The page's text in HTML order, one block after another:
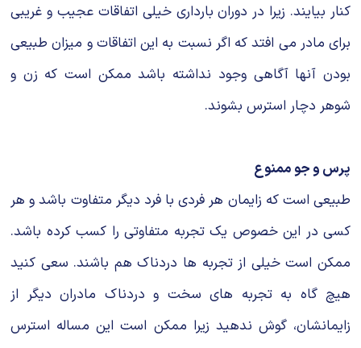
کنار بیایند. زیرا در دوران بارداری خیلی اتفاقات عجیب و غریبی
برای مادر می افتد که اگر نسبت به این اتفاقات و میزان طبیعی
بودن آنها آگاهی وجود نداشته باشد ممکن است که زن و
شوهر دچار استرس بشوند.
پرس و جو ممنوع
طبیعی است که زایمان هر فردی با فرد دیگر متفاوت باشد و هر
کسی در این خصوص یک تجربه متفاوتی را کسب کرده باشد.
ممکن است خیلی از تجربه ها دردناک هم باشند. سعی کنید
هیچ گاه به تجربه های سخت و دردناک مادران دیگر از
زایمانشان، گوش ندهید زیرا ممکن است این مساله استرس